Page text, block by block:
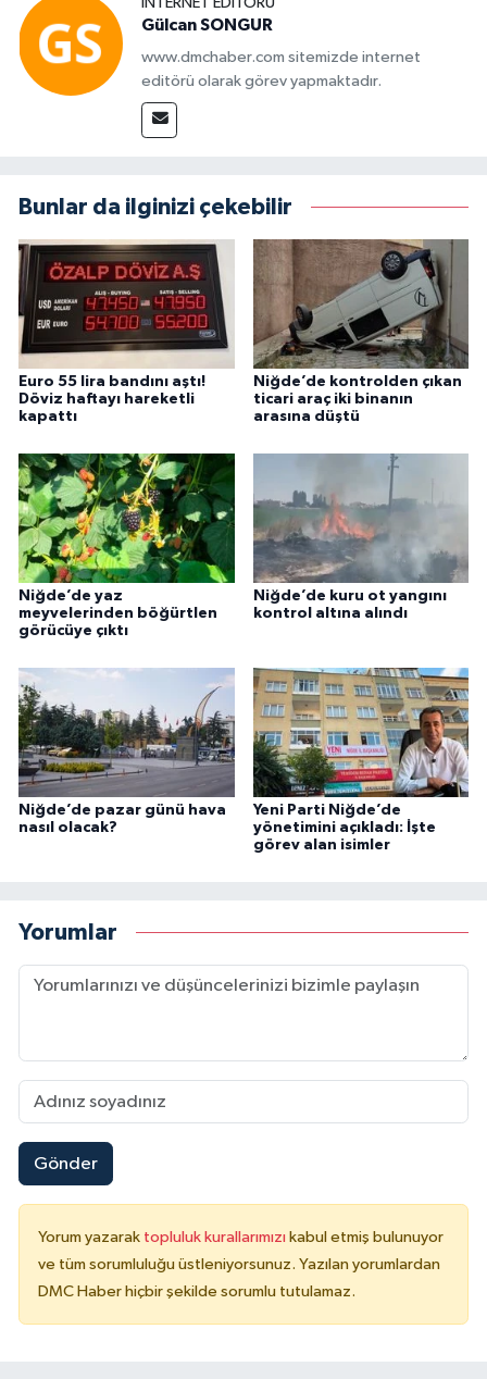
Gülcan SONGUR
www.dmchaber.com sitemizde internet
editörü olarak görev yapmaktadır.
Bunlar da ilginizi çekebilir
Euro 55 lira bandını aştı!
Döviz haftayı hareketli
kapattı
Niğde’de kontrolden çıkan
ticari araç iki binanın
arasına düştü
Niğde’de yaz
meyvelerinden böğürtlen
görücüye çıktı
Niğde’de kuru ot yangını
kontrol altına alındı
Niğde’de pazar günü hava
nasıl olacak?
Yeni Parti Niğde’de
yönetimini açıkladı: İşte
görev alan isimler
Yorumlar
Gönder
Yorum yazarak topluluk kurallarımızı kabul etmiş bulunuyor
ve tüm sorumluluğu üstleniyorsunuz. Yazılan yorumlardan
DMC Haber hiçbir şekilde sorumlu tutulamaz.